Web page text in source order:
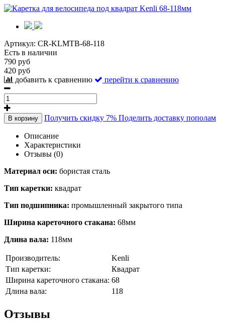
Артикул: CR-KLMTB-68-118
Есть в наличии
790 руб
420 руб
добавить к сравнению
перейти к сравнению
В корзину Получить скидку 7% Поделить доставку пополам
Описание
Характеристики
Отзывы (0)
Материал оси: бористая сталь
Тип каретки: квадрат
Тип подшипника: промышленный закрытого типа
Ширина кареточного стакана: 68мм
Длина вала: 118мм
Производитель:
Kenli
Тип каретки:
Квадрат
Ширина кареточного стакана: 68
Длина вала:
118
Отзывы